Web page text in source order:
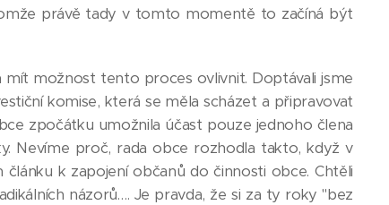
právě tady v tomto momentě to začíná být
možnost tento proces ovlivnit. Doptávali jsme
komise, která se měla scházet a připravovat
zpočátku umožnila účast pouze jednoho člena
Nevíme proč, rada obce rozhodla takto, když v
k zapojení občanů do činnosti obce. Chtěli
názorů…. Je pravda, že si za ty roky "bez